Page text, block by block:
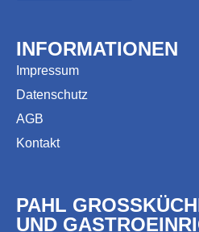
INFORMATIONEN
Impressum
Datenschutz
AGB
Kontakt
PAHL
UND